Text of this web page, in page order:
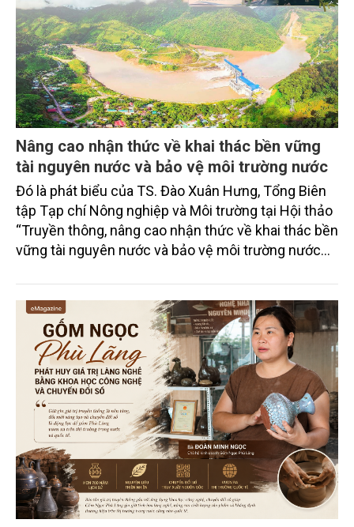
Nâng cao nhận thức về khai thác bền vững
tài nguyên nước và bảo vệ môi trường nước
Đó là phát biểu của TS. Đào Xuân Hưng, Tổng Biên
tập Tạp chí Nông nghiệp và Môi trường tại Hội thảo
“Truyền thông, nâng cao nhận thức về khai thác bền
vững tài nguyên nước và bảo vệ môi trường nước
trường phối hợp với Sở Nông nghiệp và Môi trường
tỉnh Lai Châu tổ chức ngày 10/7/2026. Hội thảo thu
hút sự tham gia của hơn 100 đại biểu là lãnh đạo
các đơn vị thuộc Bộ Nông nghiệp và Môi trường,
chuyên gia, nhà khoa học, Sở Nông nghiệp và Môi
trường tỉnh Lai Châu và đại diện các cơ quan đơn vị
doanh nghiệp ở các tỉnh miền núi phía Bắc.